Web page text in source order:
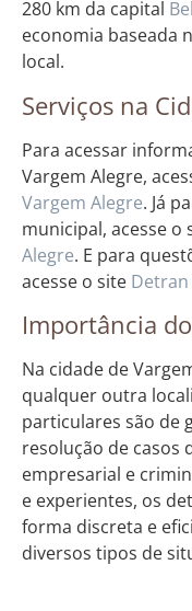
280 km da capital
economia baseada
local.
Serviços na
Para acessar
Vargem Alegre,
Vargem Alegre. Já
municipal, acesse o
Alegre. E para
acesse o site Detran
Importância
Na cidade de
qualquer outra
particulares são de
resolução de casos
empresarial e
e experientes, os
forma discreta e
diversos tipos de